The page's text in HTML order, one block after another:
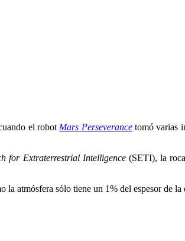
el robot Mars Perseverancetomó varias
for Extraterrestrial Intelligence(SETI), la
la atmósfera sólo tiene un 1% del espesor de la